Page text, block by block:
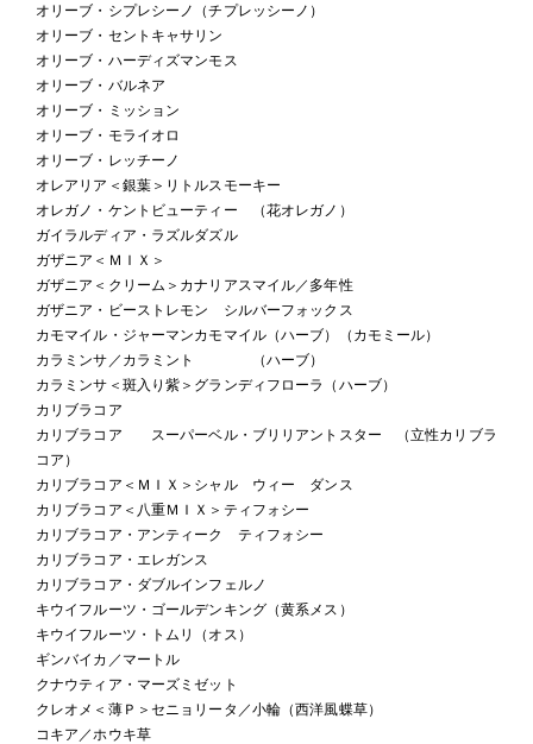
オリーブ・シプレシーノ（チプレッシーノ）
オリーブ・セントキャサリン
オリーブ・ハーディズマンモス
オリーブ・バルネア
オリーブ・ミッション
オリーブ・モライオロ
オリーブ・レッチーノ
オレアリア＜銀葉＞リトルスモーキー
オレガノ・ケントビューティー （花オレガノ）
ガイラルディア・ラズルダズル
ガザニア＜ＭＩＸ＞
ガザニア＜クリーム＞カナリアスマイル／多年性
ガザニア・ビーストレモン シルバーフォックス
カモマイル・ジャーマンカモマイル（ハーブ）（カモミール）
カラミンサ／カラミント （ハーブ）
カラミンサ＜斑入り紫＞グランディフローラ（ハーブ）
カリブラコア
カリブラコア スーパーベル・ブリリアントスター （立性カリブラ
コア）
カリブラコア＜ＭＩＸ＞シャル ウィー ダンス
カリブラコア＜八重ＭＩＸ＞ティフォシー
カリブラコア・アンティーク ティフォシー
カリブラコア・エレガンス
カリブラコア・ダブルインフェルノ
キウイフルーツ・ゴールデンキング（黄系メス）
キウイフルーツ・トムリ（オス）
ギンバイカ／マートル
クナウティア・マーズミゼット
クレオメ＜薄Ｐ＞セニョリータ／小輪（西洋風蝶草）
コキア／ホウキ草